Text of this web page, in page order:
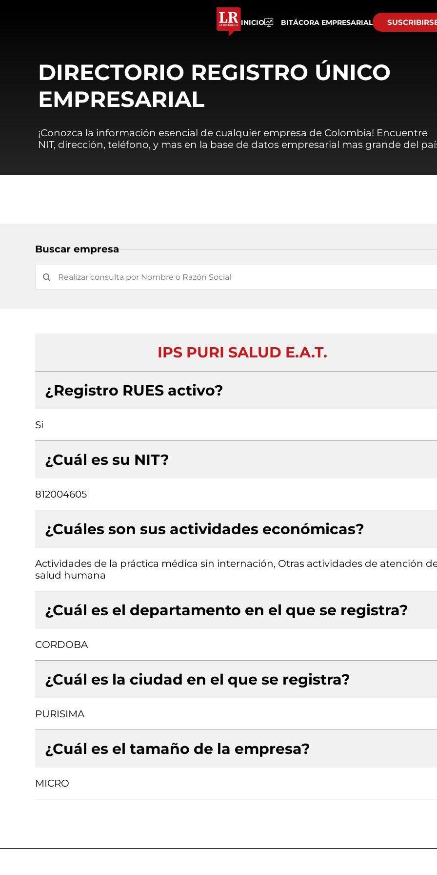
INICIO BITÁCORA EMPRESARIAL
DIRECTORIO REGISTRO ÚNICO
EMPRESARIAL
¡Conozca la información esencial de cualquier empresa de Colombia! Encuentre
NIT, dirección, teléfono, y mas en la base de datos empresarial mas grande del
Buscar empresa
IPS PURI SALUD E.A.T.
¿Registro RUES activo?
Si
¿Cuál es su NIT?
812004605
¿Cuáles son sus actividades económicas?
Actividades de la práctica médica sin internación, Otras actividades de atención
salud humana
¿Cuál es el departamento en el que se registra?
CORDOBA
¿Cuál es la ciudad en el que se registra?
PURISIMA
¿Cuál es el tamaño de la empresa?
MICRO